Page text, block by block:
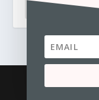
Ik ben